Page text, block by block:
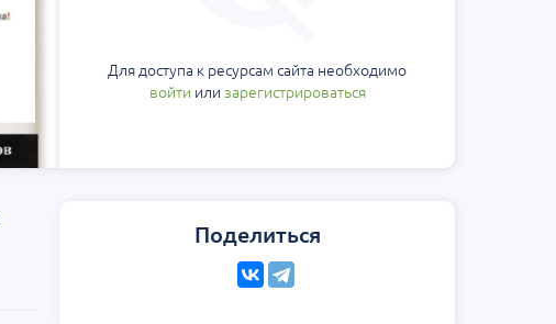
Для доступа к ресурсам сайта необходимо
войти или зарегистрироваться
Поделиться